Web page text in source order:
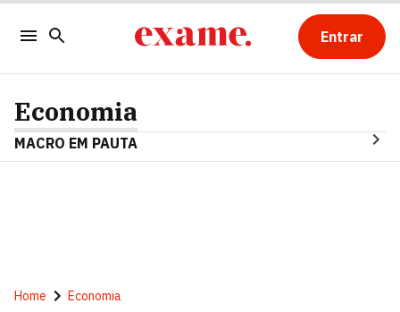
Entrar
Economia
MACRO EM PAUTA
Home Economia